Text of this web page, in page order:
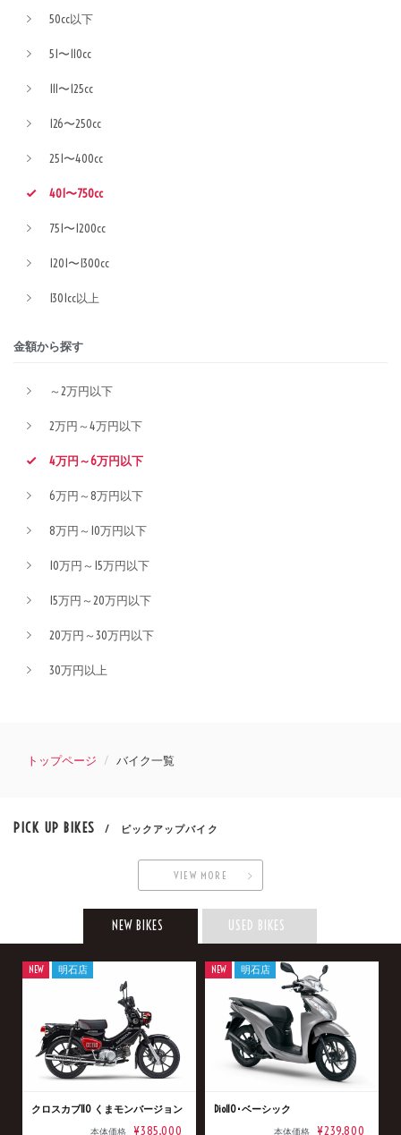
50cc以下
51〜110cc
111〜125cc
126〜250cc
251〜400cc
401〜750cc
751〜1200cc
1201〜1300cc
1301cc以上
金額から探す
～2万円以下
2万円～4万円以下
4万円～6万円以下
6万円～8万円以下
8万円～10万円以下
10万円～15万円以下
15万円～20万円以下
20万円～30万円以下
30万円以上
トップページ バイク一覧
PICK UP BIKES / ピックアップバイク
VIEW MORE
NEW BIKES USED BIKES
クロスカブ110 くまモンバージョン
本体価格 ¥385,000
NEW 明石店
Dio110･ベーシック
本体価格 ¥239,800
NEW 明石店